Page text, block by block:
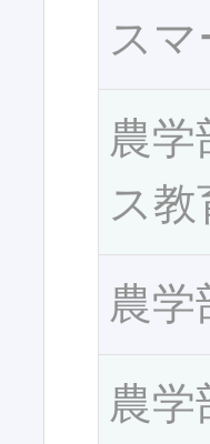
ス
農
ス
農学
農